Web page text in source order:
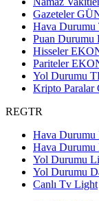
Gazeteler
Hava Durumu
Puan Durumu
Hisseler
Pariteler
Yol Durumu
Kripto Paralar
REGTR
Hava Durumu
Hava Durumu
Yol Durumu
Yol Durumu
Canlı Tv Light